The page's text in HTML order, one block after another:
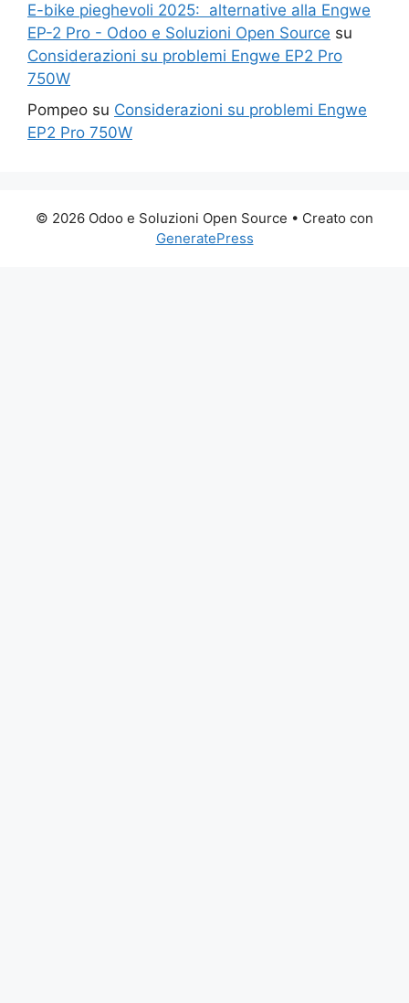
E-bike pieghevoli 2025: alternative alla Engwe
EP-2 Pro - Odoo e Soluzioni Open Source su
Considerazioni su problemi Engwe EP2 Pro
750W
Pompeo su Considerazioni su problemi Engwe
EP2 Pro 750W
© 2026 Odoo e Soluzioni Open Source • Creato con
GeneratePress